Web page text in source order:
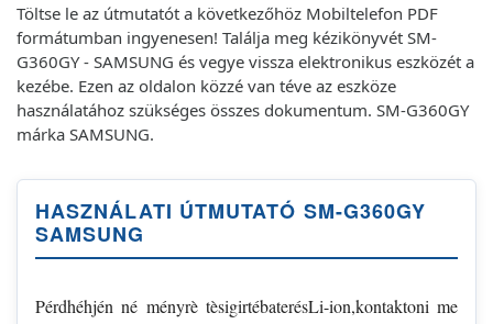
Töltse le az útmutatót a következőhöz Mobiltelefon PDF
formátumban ingyenesen! Találja meg kézikönyvét SM-
G360GY - SAMSUNG és vegye vissza elektronikus eszközét a
kezébe. Ezen az oldalon közzé van téve az eszköze
használatához szükséges összes dokumentum. SM-G360GY
márka SAMSUNG.
HASZNÁLATI ÚTMUTATÓ SM-G360GY
SAMSUNG
Pérdhéhjén né ményrè tèsigirtébaterésLi-ion,kontaktoni me